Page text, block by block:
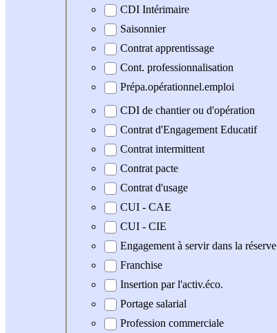
CDI Intérimaire
Saisonnier
Contrat apprentissage
Cont. professionnalisation
Prépa.opérationnel.emploi
CDI de chantier ou d'opération
Contrat d'Engagement Educatif
Contrat intermittent
Contrat pacte
Contrat d'usage
CUI - CAE
CUI - CIE
Engagement à servir dans la réserve
Franchise
Insertion par l'activ.éco.
Portage salarial
Profession commerciale